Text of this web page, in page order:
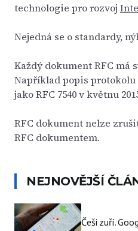
technologie pro rozvoj
Nejedná se o standardy,
Každý dokument RFC má
Například popis
jako RFC 7540 v květnu
RFC dokument nelze
RFC dokumentem.
NEJNOVĚJŠÍ
Češi zuří.